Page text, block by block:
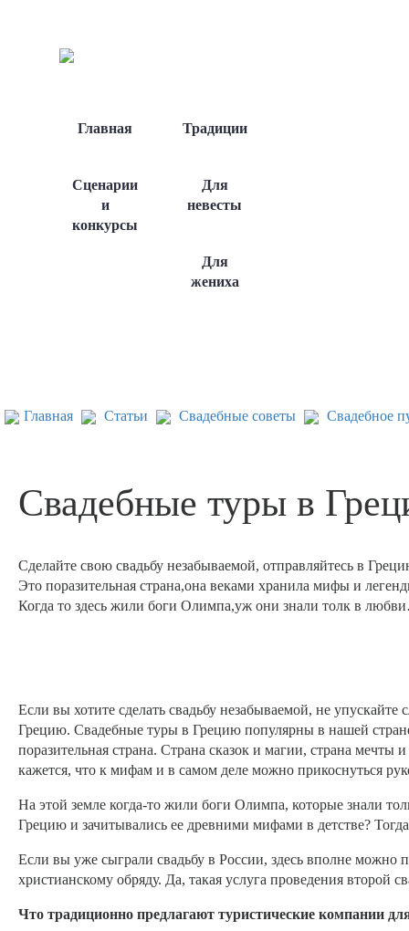
Главная Традиции
Сценарии
и
конкурсы
Для
невесты
Для
жениха
Главная Статьи Свадебные советы Свадебное
Свадебные туры в
Сделайте свою свадьбу незабываемой, отправляйтесь в
Это поразительная страна,она веками хранила мифы и
Когда то здесь жили боги Олимпа,уж они знали толк в
Если вы хотите сделать свадьбу незабываемой, не
Грецию. Свадебные туры в Грецию популярны в нашей
поразительная страна. Страна сказок и магии, страна
кажется, что к мифам и в самом деле можно прикоснуться
На этой земле когда-то жили боги Олимпа, которые знали
Грецию и зачитывались ее древними мифами в детстве?
Если вы уже сыграли свадьбу в России, здесь вполне можно
христианскому обряду. Да, такая услуга проведения второй
Что традиционно предлагают туристические компании